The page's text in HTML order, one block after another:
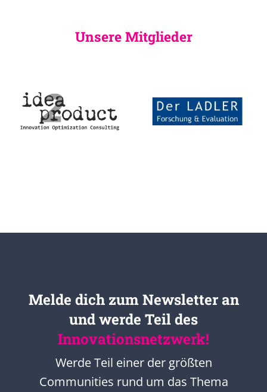
Unsere Mitglieder
Melde dich zum Newsletter an
und werde Teil des
Innovationsnetzwerk!
Werde Teil einer der größten
Communities rund um das Thema